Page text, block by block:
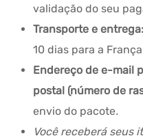
validação do seu
Transporte e entrega:
10 dias para a
Endereço de e-mail
postal (número de
envio do pacote.
Você receberá seus